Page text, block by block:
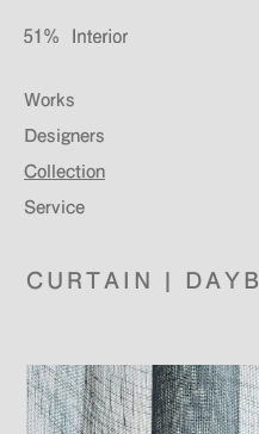
Works
Designers
Collection
Service
CURTAIN |